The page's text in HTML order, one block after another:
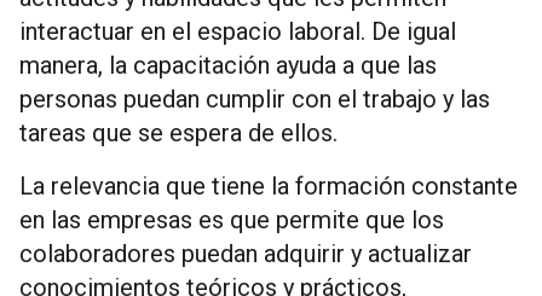
interactuar en el espacio laboral. De igual
manera, la capacitación ayuda a que las
personas puedan cumplir con el trabajo y las
tareas que se espera de ellos.
La relevancia que tiene la formación constante
en las empresas es que permite que los
colaboradores puedan adquirir y actualizar
conocimientos teóricos y prácticos,